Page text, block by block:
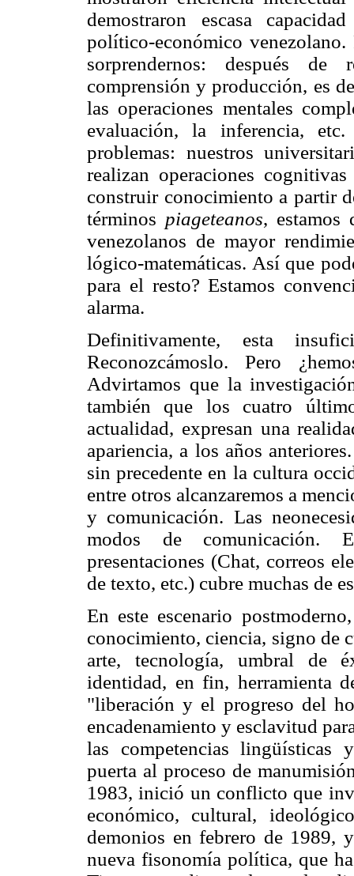
demostraron escasa
político-económico
sorprendernos: después
comprensión y producción, es
las operaciones mentales
evaluación, la inferencia,
problemas: nuestros
realizan operaciones
construir conocimiento a partir
términos piageteanos, estamos
venezolanos de mayor
lógico-matemáticas. Así que
para el resto? Estamos
alarma.
Definitivamente, esta
Reconozcámoslo. Pero
Advirtamos que la
también que los cuatro
actualidad, expresan una
apariencia, a los años
sin precedente en la cultura
entre otros alcanzaremos a
y comunicación. Las
modos de comunicación.
presentaciones (Chat, correos
de texto, etc.) cubre muchas de
En este escenario
conocimiento, ciencia, signo de
arte, tecnología, umbral de
identidad, en fin, herramienta
"liberación y el progreso del
encadenamiento y esclavitud
las competencias
puerta al proceso de
1983, inició un conflicto que
económico, cultural,
demonios en febrero de 1989,
nueva fisonomía política, que